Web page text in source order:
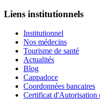
Liens institutionnels
Institutionnel
Nos médecins
Tourisme de santé
Actualités
Blog
Cappadoce
Coordonnées bancaires
Certificat d'Autorisation